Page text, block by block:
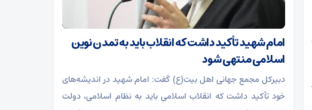
امام شهید تأکید داشت که انقلاب باید به تمدن نوین
اسلامی منتهی شود
دبیرکل مجمع جهانی اهل بیت(ع) گفت: امام شهید در اندیشه‌های
خود تأکید داشت که انقلاب اسلامی باید به نظام اسلامی، دولت